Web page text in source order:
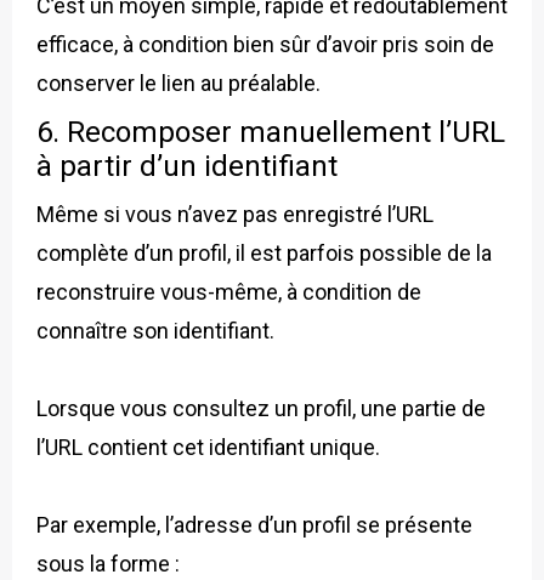
C’est un moyen simple, rapide et redoutablement
efficace, à condition bien sûr d’avoir pris soin de
conserver le lien au préalable.
6. Recomposer manuellement l’URL
à partir d’un identifiant
Même si vous n’avez pas enregistré l’URL
complète d’un profil, il est parfois possible de la
reconstruire vous-même, à condition de
connaître son identifiant.
Lorsque vous consultez un profil, une partie de
l’URL contient cet identifiant unique.
Par exemple, l’adresse d’un profil se présente
sous la forme :